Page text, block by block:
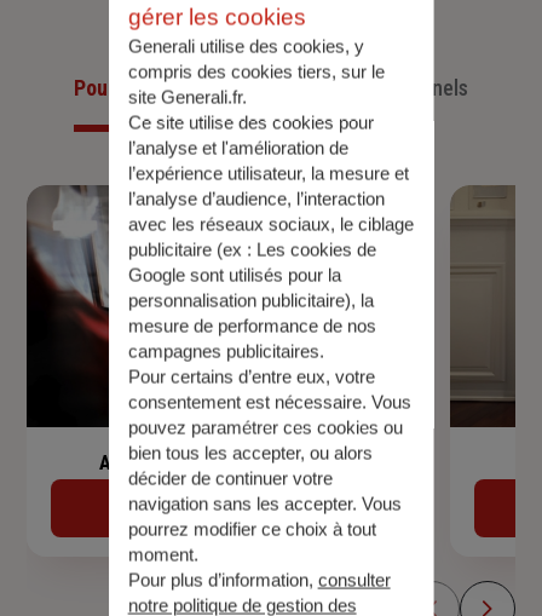
Pour les particuliers Pour les professionnels
Assurance de prêt immobilier
Découvrir
gérer les cookies
Generali utilise des cookies, y
compris des cookies tiers, sur le
site Generali.fr.
Ce site utilise des cookies pour
l’analyse et l'amélioration de
l’expérience utilisateur, la mesure et
l’analyse d’audience, l’interaction
avec les réseaux sociaux, le ciblage
publicitaire (ex : Les cookies de
Google sont utilisés pour la
personnalisation publicitaire), la
mesure de performance de nos
campagnes publicitaires.
Pour certains d’entre eux, votre
consentement est nécessaire. Vous
pouvez paramétrer ces cookies ou
bien tous les accepter, ou alors
décider de continuer votre
navigation sans les accepter. Vous
pourrez modifier ce choix à tout
moment.
Pour plus d’information, consulter
notre politique de gestion des